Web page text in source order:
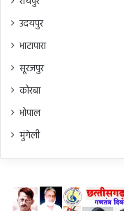
उदयपुर
भाटापारा
सूरजपुर
कोरबा
भोपाल
मुंगेली